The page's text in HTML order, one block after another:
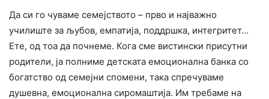
Да си го чуваме семејството – прво и најважно
училиште за љубов, емпатија, поддршка, интегритет…
Ете, од тоа да почнеме. Кога сме вистински присутни
родители, ја полниме детската емоционална банка со
богатство од семејни спомени, така спречуваме
душевна, емоционална сиромаштија. Им требаме на